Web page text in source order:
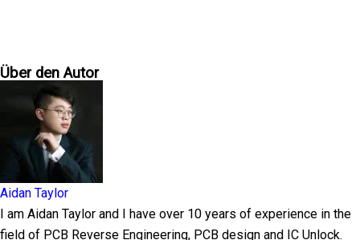
Über den Autor
Aidan Taylor
I am Aidan Taylor and I have over 10 years of experience in the
field of PCB Reverse Engineering, PCB design and IC Unlock.